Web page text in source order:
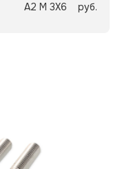
А2 M 3X6
руб.